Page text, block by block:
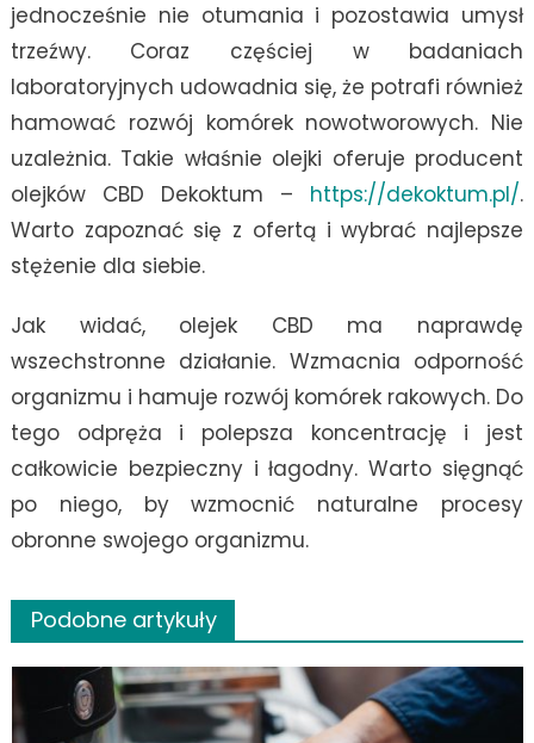
jednocześnie nie otumania i pozostawia umysł
trzeźwy. Coraz częściej w badaniach
laboratoryjnych udowadnia się, że potrafi również
hamować rozwój komórek nowotworowych. Nie
uzależnia. Takie właśnie olejki oferuje producent
olejków CBD Dekoktum – https://dekoktum.pl/.
Warto zapoznać się z ofertą i wybrać najlepsze
stężenie dla siebie.
Jak widać, olejek CBD ma naprawdę
wszechstronne działanie. Wzmacnia odporność
organizmu i hamuje rozwój komórek rakowych. Do
tego odpręża i polepsza koncentrację i jest
całkowicie bezpieczny i łagodny. Warto sięgnąć
po niego, by wzmocnić naturalne procesy
obronne swojego organizmu.
Podobne artykuły